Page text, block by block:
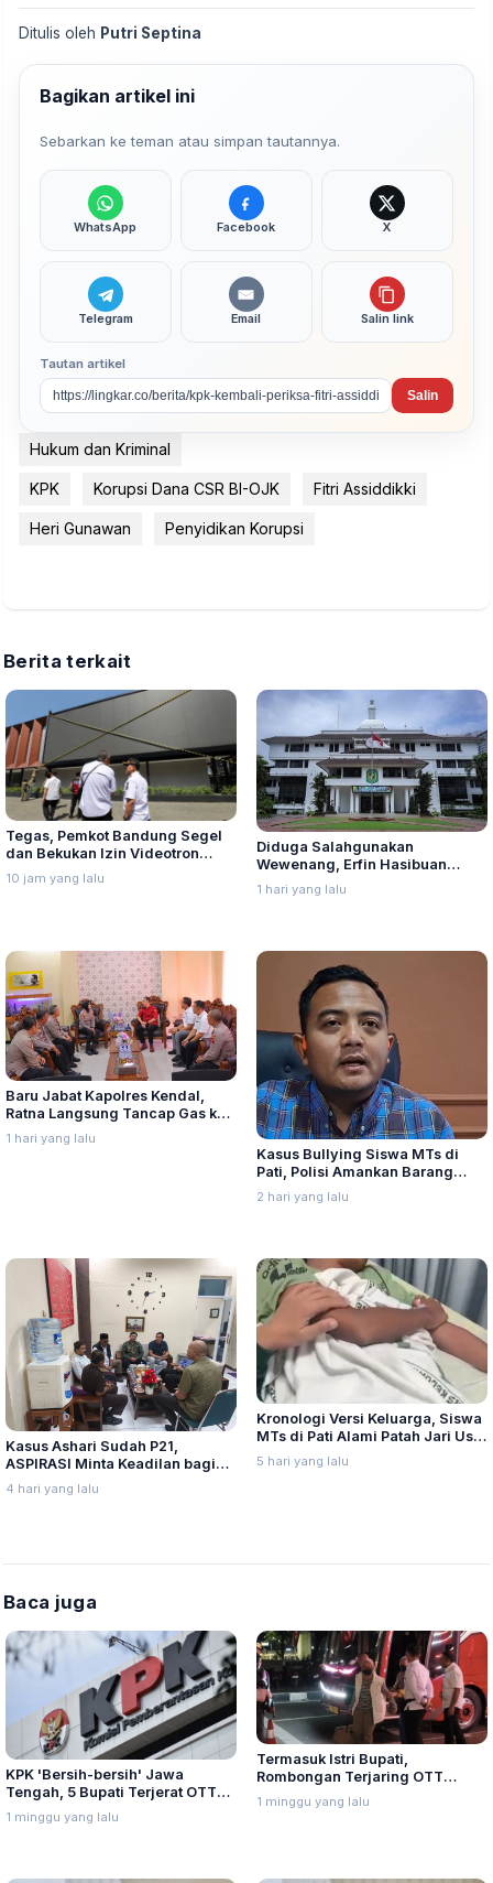
Ditulis oleh Putri Septina
Bagikan artikel ini
Sebarkan ke teman atau simpan tautannya.
WhatsApp Facebook X
Telegram Email Salin link
Tautan artikel
Salin
Hukum dan Kriminal
KPK Korupsi Dana CSR BI-OJK Fitri Assiddikki
Heri Gunawan Penyidikan Korupsi
Berita terkait
Tegas, Pemkot Bandung Segel
dan Bekukan Izin Videotron
Gegara Tebang Pohon untuk
Tingkatkan Visibilitas
10 jam yang lalu
Diduga Salahgunakan
Wewenang, Erfin Hasibuan
Dinonaktifkan dari Jabatan
Lurah Aur Kota Medan
1 hari yang lalu
Baru Jabat Kapolres Kendal,
Ratna Langsung Tancap Gas ke
Kantor Kejaksaan Negeri
1 hari yang lalu
Kasus Bullying Siswa MTs di
Pati, Polisi Amankan Barang
Bukti dan Periksa Saksi
2 hari yang lalu
Kasus Ashari Sudah P21,
ASPIRASI Minta Keadilan bagi
Korban
4 hari yang lalu
Kronologi Versi Keluarga, Siswa
MTs di Pati Alami Patah Jari Usai
Diduga Jadi Korban Bullying
5 hari yang lalu
Baca juga
KPK 'Bersih-bersih' Jawa
Tengah, 5 Bupati Terjerat OTT
Sepanjang 2026
1 minggu yang lalu
Termasuk Istri Bupati,
Rombongan Terjaring OTT
Pemalang Tiba di Gedung KPK
1 minggu yang lalu